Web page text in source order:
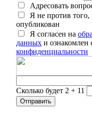
Адресовать
Я не против
опубликован
Я согласен на
данных и ознакомлен
конфиденциальности
Сколько будет 2 + 11